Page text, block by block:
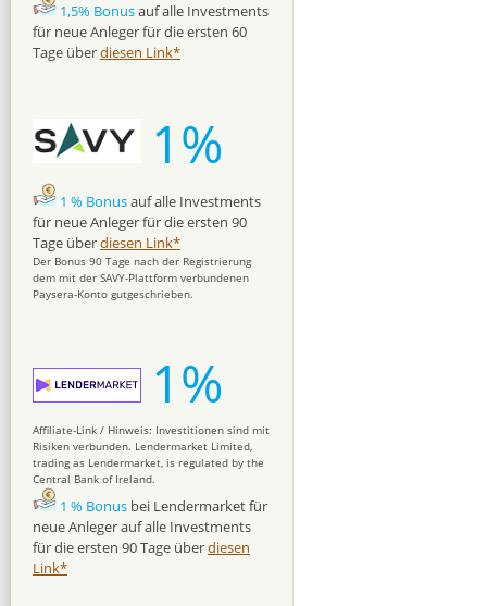
1,5% Bonusauf alle Investments
für neue Anleger für die ersten 60
Tage überdiesen Link*
1%
1 % Bonusauf alle Investments
für neue Anleger für die ersten 90
Tage überdiesen Link*
Der Bonus 90 Tage nach der Registrierung
dem mit der SAVY-Plattform verbundenen
Paysera-Konto gutgeschrieben.
1%
Affiliate-Link / Hinweis: Investitionen sind mit
Risiken verbunden. Lendermarket Limited,
trading as Lendermarket, is regulated by the
Central Bank of Ireland.
1 % Bonus bei Lendermarket für
neue Anleger auf alle Investments
für die ersten 90 Tage überdiesen
Link*